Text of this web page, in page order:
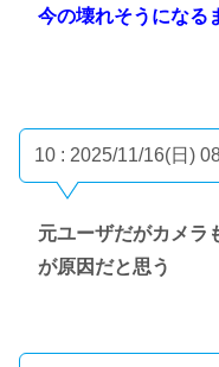
今の壊れそうになる
10 : 2025/11/16(日)
元ユーザだがカメラ
が原因だと思う